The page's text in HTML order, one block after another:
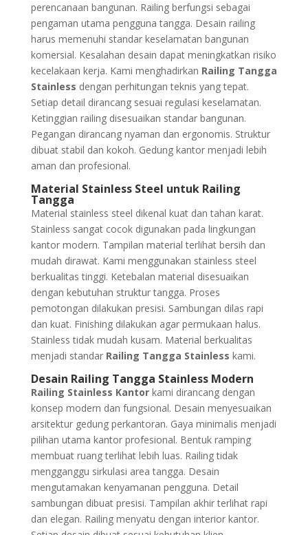
perencanaan bangunan. Railing berfungsi sebagai
pengaman utama pengguna tangga. Desain railing
harus memenuhi standar keselamatan bangunan
komersial. Kesalahan desain dapat meningkatkan risiko
kecelakaan kerja. Kami menghadirkan Railing Tangga
Stainless dengan perhitungan teknis yang tepat.
Setiap detail dirancang sesuai regulasi keselamatan.
Ketinggian railing disesuaikan standar bangunan.
Pegangan dirancang nyaman dan ergonomis. Struktur
dibuat stabil dan kokoh. Gedung kantor menjadi lebih
aman dan profesional.
Material Stainless Steel untuk Railing
Tangga
Material stainless steel dikenal kuat dan tahan karat.
Stainless sangat cocok digunakan pada lingkungan
kantor modern. Tampilan material terlihat bersih dan
mudah dirawat. Kami menggunakan stainless steel
berkualitas tinggi. Ketebalan material disesuaikan
dengan kebutuhan struktur tangga. Proses
pemotongan dilakukan presisi. Sambungan dilas rapi
dan kuat. Finishing dilakukan agar permukaan halus.
Stainless tidak mudah kusam. Material berkualitas
menjadi standar Railing Tangga Stainless kami.
Desain Railing Tangga Stainless Modern
Railing Stainless Kantorkami dirancang dengan
konsep modern dan fungsional. Desain menyesuaikan
arsitektur gedung perkantoran. Gaya minimalis menjadi
pilihan utama kantor profesional. Bentuk ramping
membuat ruang terlihat lebih luas. Railing tidak
mengganggu sirkulasi area tangga. Desain
mengutamakan kenyamanan pengguna. Detail
sambungan dibuat presisi. Tampilan akhir terlihat rapi
dan elegan. Railing menyatu dengan interior kantor.